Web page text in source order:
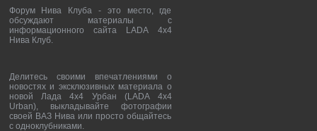
Форум Нива Клуба - это место, где
обсуждают материалы с
информационного сайта LADA 4x4
Нива Клуб.
Делитесь своими впечатлениями о
новостях и эксклюзивных материала о
новой Лада 4х4 Урбан (LADA 4x4
Urban), выкладывайте фотографии
своей ВАЗ Нива или просто общайтесь
с одноклубниками.